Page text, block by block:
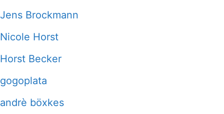
Jens Brockmann
Nicole Horst
Horst Becker
gogoplata
andrè böxkes